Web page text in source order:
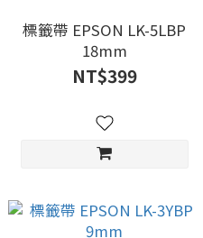
標籤帶 EPSON LK-5LBP
18mm
NT$399